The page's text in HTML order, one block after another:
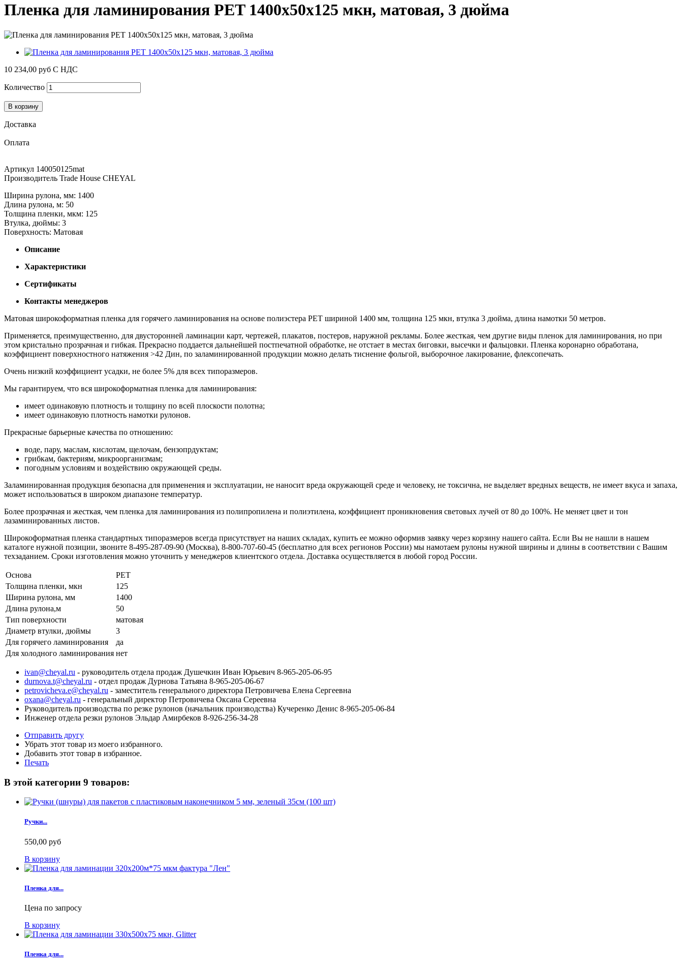
Пленка для ламинирования PET 1400х50х125 мкн, матовая, 3 дюйма
10 234,00 руб С НДС
Количество
В корзину
Доставка
Оплата
Артикул 140050125mat
Производитель Trade House CHEYAL
Ширина рулона, мм: 1400
Длина рулона, м: 50
Толщина пленки, мкм: 125
Втулка, дюймы: 3
Поверхность: Матовая
Описание
Характеристики
Сертификаты
Контакты менеджеров
Матовая широкоформатная пленка для горячего ламинирования на основе полиэстера PET шириной 1400 мм, толщина 125 мкн, втулка 3 дюйма, длина намотки 50 метров.
Применяется, преимущественно, для двусторонней ламинации карт, чертежей, плакатов, постеров, наружной рекламы. Более жесткая, чем другие виды пленок для ламинирования, но при
этом кристально прозрачная и гибкая. Прекрасно поддается дальнейшей постпечатной обработке, не отстает в местах биговки, высечки и фальцовки. Пленка коронарно обработана,
коэффициент поверхностного натяжения >42 Дин, по заламинированной продукции можно делать тиснение фольгой, выборочное лакирование, флексопечать.
Очень низкий коэффициент усадки, не более 5% для всех типоразмеров.
Мы гарантируем, что вся широкоформатная пленка для ламинирования:
имеет одинаковую плотность и толщину по всей плоскости полотна;
имеет одинаковую плотность намотки рулонов.
Прекрасные барьерные качества по отношению:
воде, пару, маcлам, кислотам, щелочам, бензопрдуктам;
грибкам, бактериям, микроорганизмам;
погодным условиям и воздействию окружающей среды.
Заламинированная продукция безопасна для применения и эксплуатации, не наносит вреда окружающей среде и человеку, не токсична, не выделяет вредных веществ, не имеет вкуса и запаха,
может использоваться в широком диапазоне температур.
Более прозрачная и жесткая, чем пленка для ламинирования из полипропилена и полиэтилена, коэффициент проникновения световых лучей от 80 до 100%. Не меняет цвет и тон
лазаминированных листов.
Широкоформатная пленка стандартных типоразмеров всегда присутствует на наших складах, купить ее можно оформив заявку через корзину нашего сайта. Если Вы не нашли в нашем
каталоге нужной позиции, звоните 8-495-287-09-90 (Москва), 8-800-707-60-45 (бесплатно для всех регионов России) мы намотаем рулоны нужной ширины и длины в соответствии с Вашим
техзаданием. Сроки изготовления можно уточнить у менеджеров клиентского отдела. Доставка осуществляется в любой город России.
Основа
PET
Толщина пленки, мкн
125
Ширина рулона, мм
1400
Длина рулона,м
50
Тип поверхности
матовая
Диаметр втулки, дюймы
3
Для горячего ламинирования
да
Для холодного ламинирования нет
ivan@cheyal.ru - руководитель отдела продаж Душечкин Иван Юрьевич 8-965-205-06-95
durnova.t@cheyal.ru - отдел продаж Дурнова Татьяна 8-965-205-06-67
petrovicheva.e@cheyal.ru - заместитель генерального директора Петровичева Елена Сергеевна
oxana@cheyal.ru - генеральный директор Петровичева Оксана Сереевна
Руководитель производства по резке рулонов (начальник производства) Кучеренко Денис 8-965-205-06-84
Инженер отдела резки рулонов Эльдар Амирбеков 8-926-256-34-28
Отправить другу
Убрать этот товар из моего избранного.
Добавить этот товар в избранное.
Печать
В этой категории 9 товаров:
Ручки...
550,00 руб
В корзину
Пленка для...
Цена по запросу
В корзину
Пленка для...